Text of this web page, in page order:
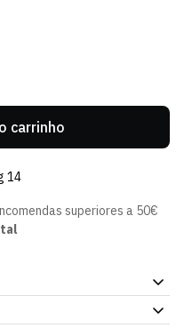
carrinho
14
superiores a 50€
os dias mais frios.